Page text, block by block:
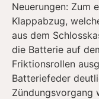
Neuerungen: Zum
Klappabzug,
aus dem
die Batterie auf
Friktionsrollen
Batteriefeder
Zündungsvorgang